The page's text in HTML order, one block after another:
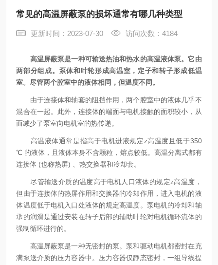
常见的高温屏蔽泵的损坏通常有哪几种类型
更新时间：2023-07-30 访问次数：4184
高温屏蔽泵是一种可输送热油和热水的高温液体泵。它由
两部分组成。泵体和叶轮形成高温室，定子和转子形成低温
室。尽管两个腔室中的液体相同，但温度不同。
由于连接体和轴套的阻挡作用，两个腔室中的液体几乎不
混合在一起。此外，连接体的端面与电机接触的面积较小，从
而减少了泵室向电机室的热传递。
高温液体通常是指高于电机进液规定z高温度且低于350
℃ 的液体，且液体本身不含颗粒，熔点较低。高温分离式都有
连接体 (也称热屏) 、热交换器和冷却套。
尽管输送介质的温度高于电机人口液体的规定z高温度，
但由于连接体的热屏作用和交换器的冷却作用，进入电机的液
体温度低于电机入口处液体的规定高温度。泵电机的冷却和轴
承的润滑是通过安装在转子后部的辅助叶轮对电机循环流体的
强制循环进行的。
高温屏蔽泵是一种无密封的泵。泵和驱动电机都密封在充
满泵送介质的压力容器中。压力容器仅静态密封，一组导线提